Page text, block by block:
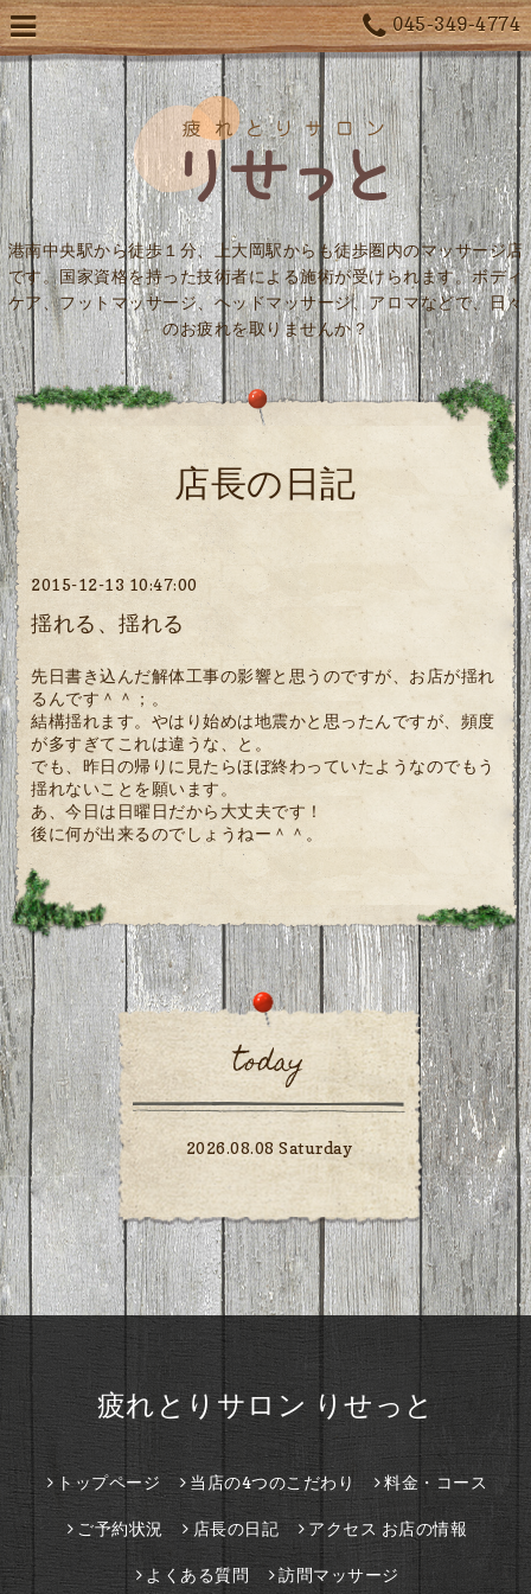
045-349-4774
港南中央駅から徒歩１分、上大岡駅からも徒歩圏内のマッサージ店
です。国家資格を持った技術者による施術が受けられます。ボディ
ケア、フットマッサージ、ヘッドマッサージ、アロマなどで、日々
のお疲れを取りませんか？
店長の日記
2015-12-13 10:47:00
揺れる、揺れる
先日書き込んだ解体工事の影響と思うのですが、お店が揺れ
るんです＾＾；。
結構揺れます。やはり始めは地震かと思ったんですが、頻度
が多すぎてこれは違うな、と。
でも、昨日の帰りに見たらほぼ終わっていたようなのでもう
揺れないことを願います。
あ、今日は日曜日だから大丈夫です！
後に何が出来るのでしょうねー＾＾。
today
2026.08.08 Saturday
疲れとりサロン りせっと
トップページ 当店の4つのこだわり 料金・コース
ご予約状況 店長の日記 アクセス お店の情報
よくある質問 訪問マッサージ